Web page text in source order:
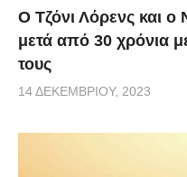
Ο Τζόνι Λόρενς και
μετά από 30 χρόνια
τους
14 ΔΕΚΕΜΒΡΊΟΥ, 2023